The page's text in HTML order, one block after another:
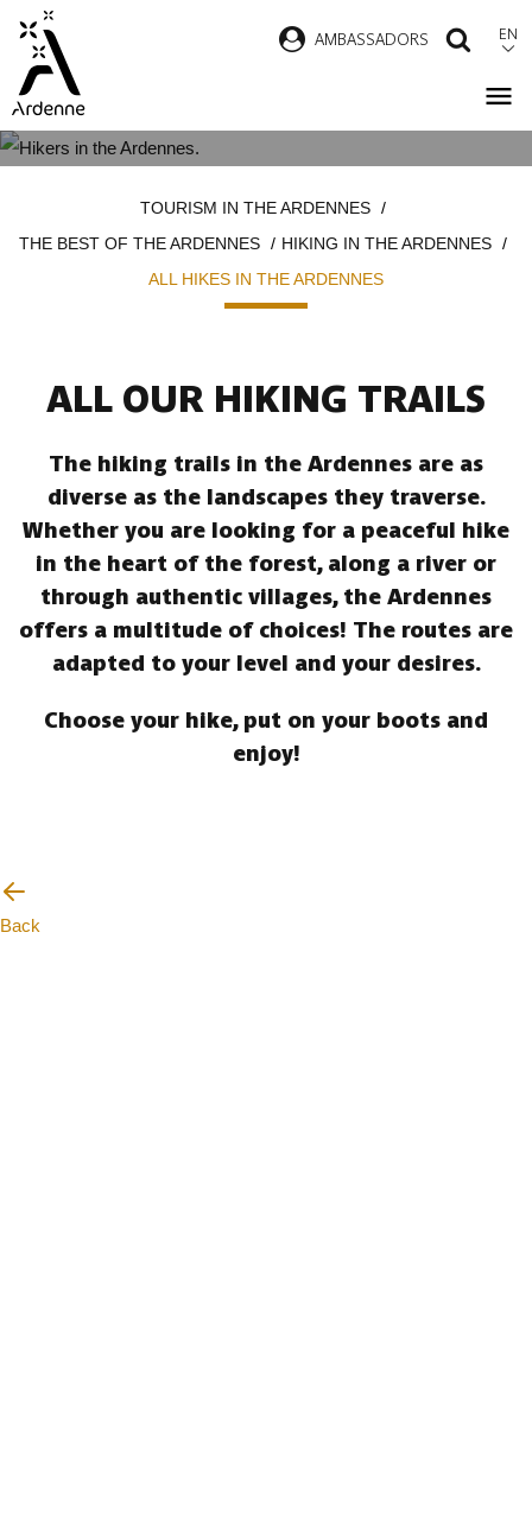
main
content
AMBASSADORS EN
TOURISM IN THE ARDENNES
THE BEST OF THE ARDENNES
HIKING IN THE ARDENNES
ALL HIKES IN THE ARDENNES
ALL OUR HIKING TRAILS
The hiking trails in the Ardennes are as
diverse as the landscapes they traverse.
Whether you are looking for a peaceful hike
in the heart of the forest, along a river or
through authentic villages, the Ardennes
offers a multitude of choices! The routes are
adapted to your level and your desires.
Choose your hike, put on your boots and
enjoy!
Back